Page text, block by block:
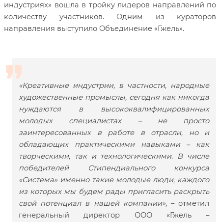
индустриях» вошла в тройку лидеров направлений по
количеству участников. Одним из кураторов
направления выступило Объединение «Гжель».
«Креативные индустрии, в частности, народные
художественные промыслы, сегодня как никогда
нуждаются в высококвалифицированных
молодых специалистах – не просто
заинтересованных в работе в отрасли, но и
обладающих практическими навыками – как
творческими, так и технологическими. В числе
победителей Стипендиального конкурса
«Система» именно такие молодые люди, каждого
из которых мы будем рады пригласить раскрыть
свой потенциал в нашей компании»,– отметил
генеральный директор ООО «Гжель –